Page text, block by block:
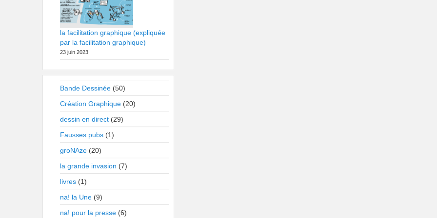
la facilitation graphique (expliquée
par la facilitation graphique)
23 juin 2023
Bande Dessinée (50)
Création Graphique (20)
dessin en direct (29)
Fausses pubs (1)
groNAze (20)
la grande invasion (7)
livres (1)
na! la Une (9)
na! pour la presse (6)